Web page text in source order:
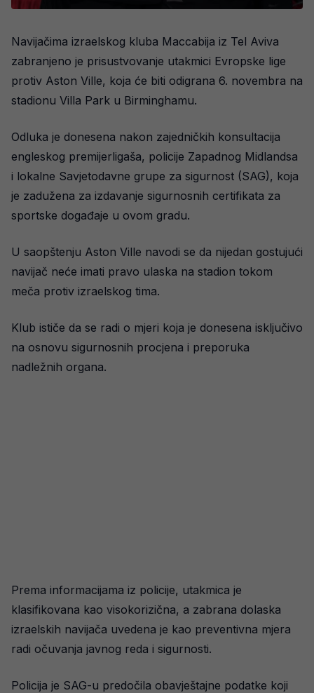
Navijačima izraelskog kluba Maccabija iz Tel Aviva
zabranjeno je prisustvovanje utakmici Evropske lige
protiv Aston Ville, koja će biti odigrana 6. novembra na
stadionu Villa Park u Birminghamu.
Odluka je donesena nakon zajedničkih konsultacija
engleskog premijerligaša, policije Zapadnog Midlandsa
i lokalne Savjetodavne grupe za sigurnost (SAG), koja
je zadužena za izdavanje sigurnosnih certifikata za
sportske događaje u ovom gradu.
U saopštenju Aston Ville navodi se da nijedan gostujući
navijač neće imati pravo ulaska na stadion tokom
meča protiv izraelskog tima.
Klub ističe da se radi o mjeri koja je donesena isključivo
na osnovu sigurnosnih procjena i preporuka
nadležnih organa.
Prema informacijama iz policije, utakmica je
klasifikovana kao visokorizična, a zabrana dolaska
izraelskih navijača uvedena je kao preventivna mjera
radi očuvanja javnog reda i sigurnosti.
Policija je SAG-u predočila obavještajne podatke koji